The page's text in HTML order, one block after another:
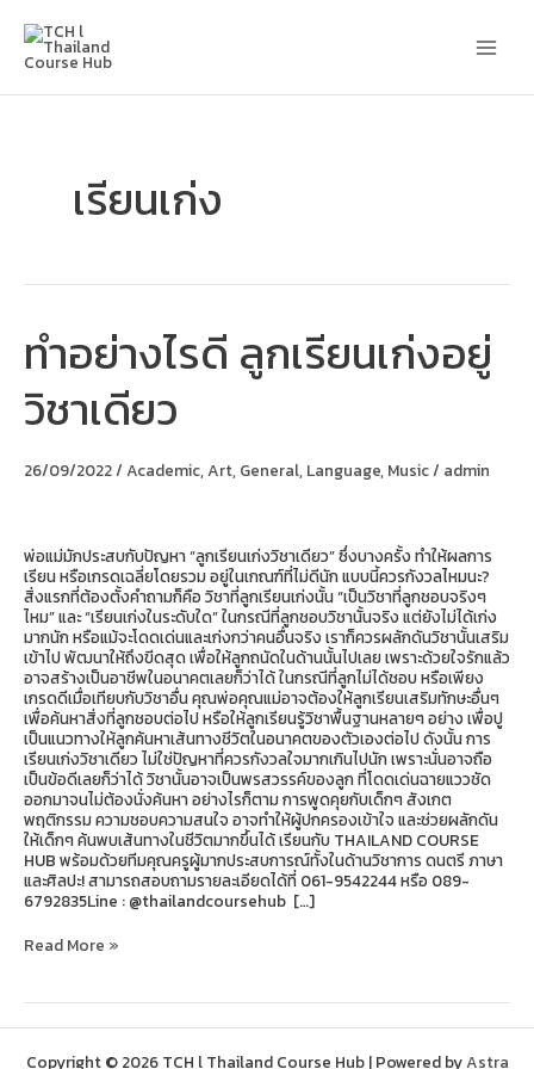
content
เรียนเก่ง
ทำอย่างไรดี ลูกเรียนเก่งอยู่
วิชาเดียว
26/09/2022/Academic,Art, General, Language, Music/ admin
พ่อแม่มักประสบกับปัญหา “ลูกเรียนเก่งวิชาเดียว” ซึ่งบางครั้ง ทำให้ผลการ
เรียน หรือเกรดเฉลี่ยโดยรวม อยู่ในเกณฑ์ที่ไม่ดีนัก แบบนี้ควรกังวลไหมนะ?
สิ่งแรกที่ต้องตั้งคำถามก็คือ วิชาที่ลูกเรียนเก่งนั้น “เป็นวิชาที่ลูกชอบจริงๆ
ไหม” และ “เรียนเก่งในระดับใด” ในกรณีที่ลูกชอบวิชานั้นจริง แต่ยังไม่ได้เก่ง
มากนัก หรือแม้จะโดดเด่นและเก่งกว่าคนอื่นจริง เราก็ควรผลักดันวิชานั้นเสริม
เข้าไป พัฒนาให้ถึงขีดสุด เพื่อให้ลูกถนัดในด้านนั้นไปเลย เพราะด้วยใจรักแล้ว
อาจสร้างเป็นอาชีพในอนาคตเลยก็ว่าได้ ในกรณีที่ลูกไม่ได้ชอบ หรือเพียง
เกรดดีเมื่อเทียบกับวิชาอื่น คุณพ่อคุณแม่อาจต้องให้ลูกเรียนเสริมทักษะอื่นๆ
เพื่อค้นหาสิ่งที่ลูกชอบต่อไป หรือให้ลูกเรียนรู้วิชาพื้นฐานหลายๆ อย่าง เพื่อปู
เป็นแนวทางให้ลูกค้นหาเส้นทางชีวิตในอนาคตของตัวเองต่อไป ดังนั้น การ
เรียนเก่งวิชาเดียว ไม่ใช่ปัญหาที่ควรกังวลใจมากเกินไปนัก เพราะนั่นอาจถือ
เป็นข้อดีเลยก็ว่าได้ วิชานั้นอาจเป็นพรสวรรค์ของลูก ที่โดดเด่นฉายแววชัด
ออกมาจนไม่ต้องนั่งค้นหา อย่างไรก็ตาม การพูดคุยกับเด็กๆ สังเกต
พฤติกรรม ความชอบความสนใจ อาจทำให้ผู้ปกครองเข้าใจ และช่วยผลักดัน
ให้เด็กๆ ค้นพบเส้นทางในชีวิตมากขึ้นได้ เรียนกับ THAILAND COURSE
HUB พร้อมด้วยทีมคุณครูผู้มากประสบการณ์ทั้งในด้านวิชาการ ดนตรี ภาษา
และศิลปะ! สามารถสอบถามรายละเอียดได้ที่ 061-9542244 หรือ 089-
6792835Line : @thailandcoursehub […]
อย่างไร
ดี
ลูก
เรียน
วิชา
Read More »
Copyright © 2026 TCH l Thailand Course Hub | Powered byAstra